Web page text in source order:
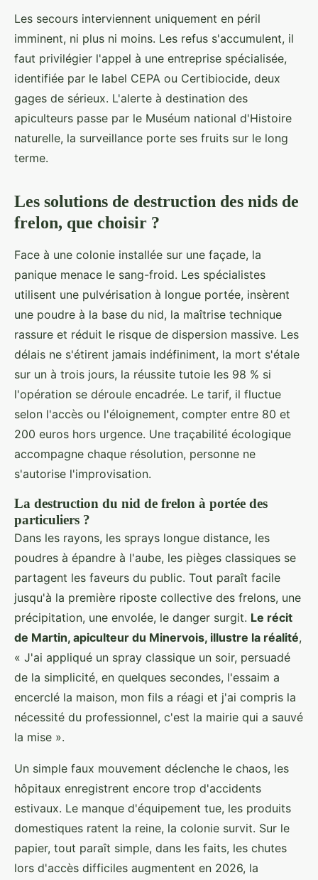
Les secours interviennent uniquement en péril
imminent, ni plus ni moins. Les refus s'accumulent, il
faut privilégier l'appel à une entreprise spécialisée,
identifiée par le label CEPA ou Certibiocide, deux
gages de sérieux. L'alerte à destination des
apiculteurs passe par le Muséum national d'Histoire
naturelle, la surveillance porte ses fruits sur le long
terme.
Les solutions de destruction des nids de
frelon, que choisir ?
Face à une colonie installée sur une façade, la
panique menace le sang-froid. Les spécialistes
utilisent une pulvérisation à longue portée, insèrent
une poudre à la base du nid, la maîtrise technique
rassure et réduit le risque de dispersion massive. Les
délais ne s'étirent jamais indéfiniment, la mort s'étale
sur un à trois jours, la réussite tutoie les 98 % si
l'opération se déroule encadrée. Le tarif, il fluctue
selon l'accès ou l'éloignement, compter entre 80 et
200 euros hors urgence. Une traçabilité écologique
accompagne chaque résolution, personne ne
s'autorise l'improvisation.
La destruction du nid de frelon à portée des
particuliers ?
Dans les rayons, les sprays longue distance, les
poudres à épandre à l'aube, les pièges classiques se
partagent les faveurs du public. Tout paraît facile
jusqu'à la première riposte collective des frelons, une
précipitation, une envolée, le danger surgit. Le récit
de Martin, apiculteur du Minervois, illustre la réalité,
« J'ai appliqué un spray classique un soir, persuadé
de la simplicité, en quelques secondes, l'essaim a
encerclé la maison, mon fils a réagi et j'ai compris la
nécessité du professionnel, c'est la mairie qui a sauvé
la mise ».
Un simple faux mouvement déclenche le chaos, les
hôpitaux enregistrent encore trop d'accidents
estivaux. Le manque d'équipement tue, les produits
domestiques ratent la reine, la colonie survit. Sur le
papier, tout paraît simple, dans les faits, les chutes
lors d'accès difficiles augmentent en 2026, la